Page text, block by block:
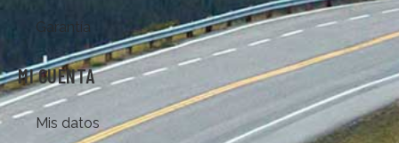
Garantía
MI CUENTA
Mis datos